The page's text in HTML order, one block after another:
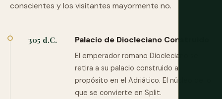
conscientes y los visitantes mayormente no.
305 d.C. Palacio de Diocleciano Construido
El emperador romano Diocleciano se
retira a su palacio construido a
propósito en el Adriático. El núcleo de lo
que se convierte en Split.